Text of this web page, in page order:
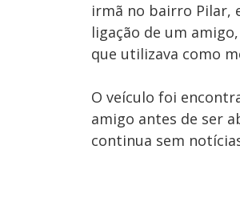
irmã no bairro Pilar,
ligação de um
que utilizava como
O veículo foi
amigo antes de ser
continua sem